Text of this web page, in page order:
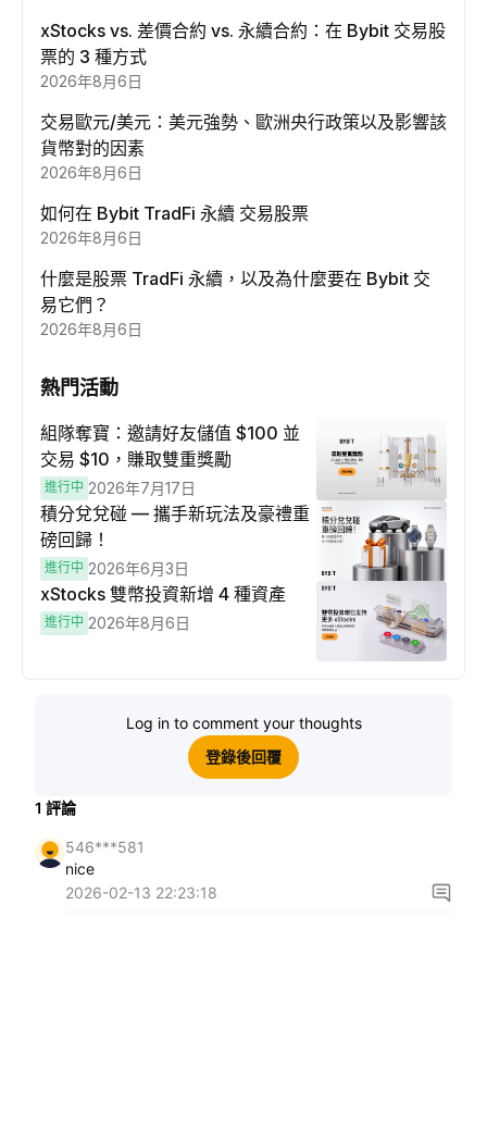
xStocks vs. 差價合約 vs. 永續合約：在 Bybit 交易股
票的 3 種方式
2026年8月6日
交易歐元/美元：美元強勢、歐洲央行政策以及影響該
貨幣對的因素
2026年8月6日
如何在 Bybit TradFi 永續 交易股票
2026年8月6日
什麼是股票 TradFi 永續，以及為什麼要在 Bybit 交
易它們？
2026年8月6日
熱門活動
組隊奪寶：邀請好友儲值 $100 並
交易 $10，賺取雙重獎勵
進行中 2026年7月17日
積分兌兌碰 — 攜手新玩法及豪禮重
磅回歸！
進行中 2026年6月3日
xStocks 雙幣投資新增 4 種資產
進行中 2026年8月6日
Log in to comment your thoughts
登錄後回覆
1 評論
546***581
nice
2026-02-13 22:23:18